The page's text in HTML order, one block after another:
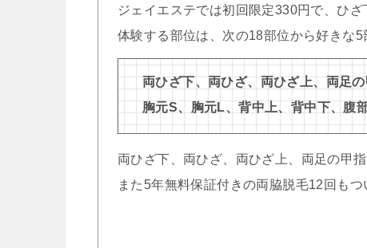
ジェイエステでは初回限定330円で、ひ
体験する部位は、次の18部位から好きな5
両ひざ下、両ひざ、両ひざ上、両足
胸元S、胸元L、背中上、背中下、腹
両ひざ下、両ひざ、両ひざ上、両足の甲
また5年無料保証付きの両脇脱毛12回も